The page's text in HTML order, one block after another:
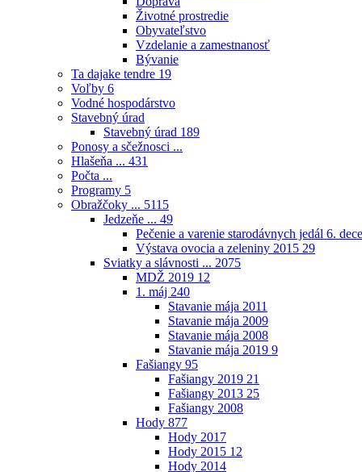
Životné prostredie
Obyvateľstvo
Vzdelanie a zamestnanosť
Bývanie
Ta dajake tendre 19
Voľby 6
Vodné hospodárstvo
Stavebný úrad
Stavebný úrad 189
Ponosy a sčežnosci ...
Hlašeňa ... 431
Počta ...
Programy 5
Obražčoky ... 5115
Jedzeňe ... 49
Pečenie a varenie starodávnych jedál 6.
Výstava ovocia a zeleniny 2015 29
Sviatky a slávnosti ... 2075
MDŽ 2019 12
1. máj 240
Stavanie mája 2011
Stavanie mája 2009
Stavanie mája 2008
Stavanie mája 2019 9
Fašiangy 95
Fašiangy 2019 21
Fašiangy 2013 25
Fašiangy 2008
Hody 877
Hody 2017
Hody 2015 12
Hody 2014